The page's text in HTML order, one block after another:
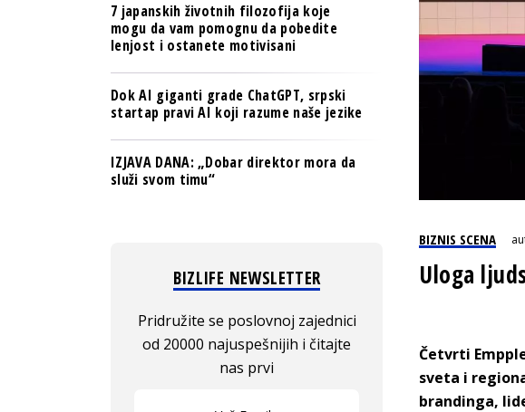
NOVO NA RAFU
BIZNIS SCENA
Uloga
Četvrti
sveta i
brandinga,
7 japanskih životnih filozofija koje
mogu da vam pomognu da pobedite
lenjost i ostanete motivisani
Dok AI giganti grade ChatGPT, srpski
startap pravi AI koji razume naše jezike
IZJAVA DANA: „Dobar direktor mora da
služi svom timu“
BIZLIFE NEWSLETTER
Pridružite se poslovnoj zajednici
od 20000 najuspešnijih i čitajte
nas prvi